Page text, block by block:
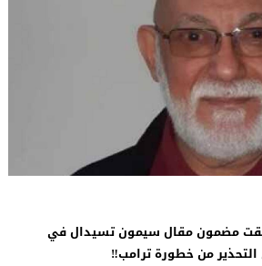
مضمون مقال سيمون تسيدال في
من خطورة ترامب‼️